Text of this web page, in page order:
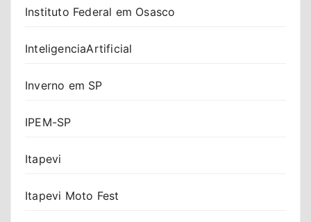
Instituto Federal em Osasco
InteligenciaArtificial
Inverno em SP
IPEM-SP
Itapevi
Itapevi Moto Fest